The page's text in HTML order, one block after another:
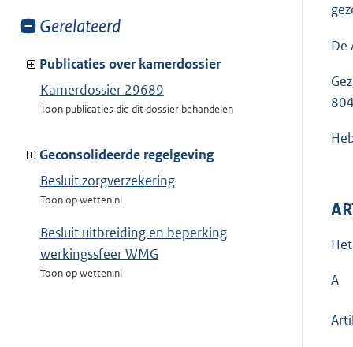
Toon
van:
Gerelateerd
Publicaties over kamerdossier
Kamerdossier 29689
Toon publicaties die dit dossier behandelen
Geconsolideerde regelgeving
Besluit zorgverzekering
Toon op wetten.nl
Besluit uitbreiding en beperking
werkingssfeer WMG
Toon op wetten.nl
De
A